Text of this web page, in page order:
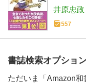
井原忠政
557
書誌検索オプショ
ただいま「Amazon